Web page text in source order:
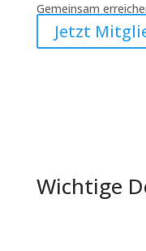
Gemeinsam
Jetzt
Wichtige